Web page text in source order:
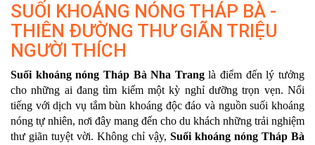
SUỐI KHOÁNG NÓNG THÁP BÀ -
THIÊN ĐƯỜNG THƯ GIÃN TRIỆU
NGƯỜI THÍCH
Suối khoáng nóng Tháp Bà Nha Tranglà điểm đến lý tưởng
cho những ai đang tìm kiếm một kỳ nghỉ dưỡng trọn vẹn. Nổi
tiếng với dịch vụ tắm bùn khoáng độc đáo và nguồn suối khoáng
nóng tự nhiên, nơi đây mang đến cho du khách những trải nghiệm
thư giãn tuyệt vời. Không chỉ vậy, Suối khoáng nóng Tháp Bà